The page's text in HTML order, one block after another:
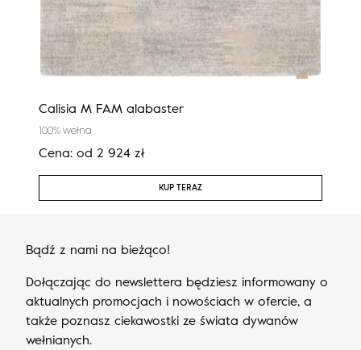
Calisia M FAM alabaster
100% wełna
Cena: od 2 924 zł
KUP TERAZ
Bądź z nami na bieżąco!
Dołączając do newslettera będziesz informowany o
aktualnych promocjach i nowościach w ofercie, a
także poznasz ciekawostki ze świata dywanów
wełnianych.